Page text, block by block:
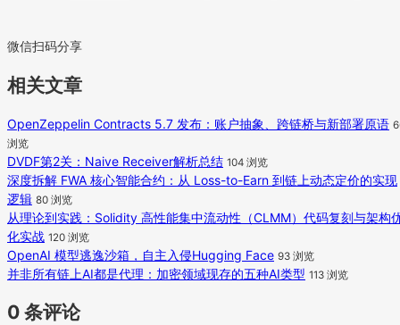
微信扫码分享
相关文章
OpenZeppelin Contracts 5.7 发布：账户抽象、跨链桥与新部署原语
浏览
DVDF第2关：Naive Receiver解析总结 104 浏览
深度拆解 FWA 核心智能合约：从 Loss-to-Earn 到链上动态定价的实现
逻辑 80 浏览
从理论到实践：Solidity 高性能集中流动性（CLMM）代码复刻与架构
化实战 120 浏览
OpenAI 模型逃逸沙箱，自主入侵Hugging Face 93 浏览
并非所有链上AI都是代理：加密领域现存的五种AI类型 113 浏览
0 条评论